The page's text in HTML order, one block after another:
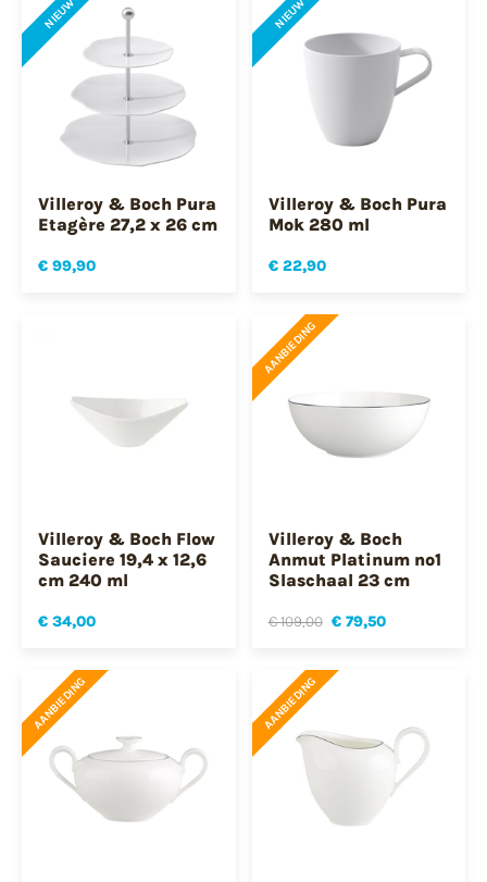
NIEUW
Villeroy & Boch Pura
Etagère 27,2 x 26 cm
€ 99,90
NIEUW
Villeroy & Boch Pura
Mok 280 ml
€ 22,90
Villeroy & Boch Flow
Sauciere 19,4 x 12,6
cm 240 ml
€ 34,00
AANBIEDING
Villeroy & Boch
Anmut Platinum no1
Slaschaal 23 cm
€ 109,00 € 79,50
AANBIEDING AANBIEDING